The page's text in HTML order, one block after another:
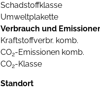
Schadstoffklasse
Umweltplakette
Verbrauch und
Kraftstoffverbr. komb.
CO2-Emissionen komb.
CO2-Klasse
Standort